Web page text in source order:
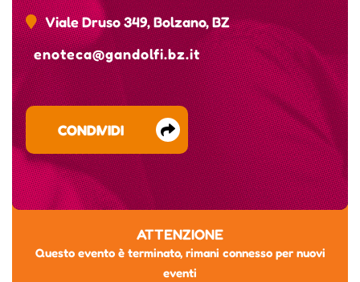
Viale Druso 349, Bolzano, BZ
enoteca@gandolfi.bz.it
CONDIVIDI
ATTENZIONE
Questo evento è terminato, rimani connesso per nuovi
eventi